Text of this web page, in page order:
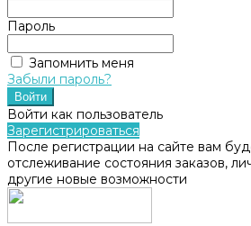
Пароль
Запомнить меня
Забыли пароль?
Войти как пользователь
Зарегистрироваться
После регистрации на сайте вам
отслеживание состояния заказов,
другие новые возможности